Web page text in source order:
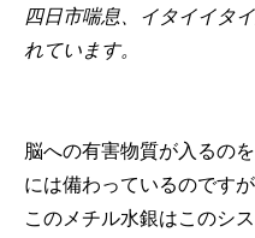
四日市喘息、イタイイタ
れています。
脳への有害物質が入るの
には備わっているのですが
このメチル水銀はこのシ